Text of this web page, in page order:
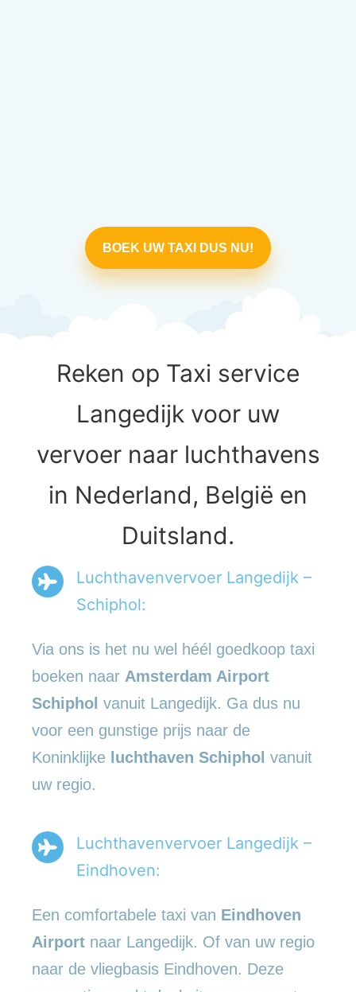
BOEK UW TAXI DUS NU!
Reken op Taxi service
Langedijk voor uw
vervoer naar luchthavens
in Nederland, België en
Duitsland.
Luchthavenvervoer Langedijk –
Schiphol:
Via ons is het nu wel héél goedkoop taxi
boeken naar Amsterdam Airport
Schiphol vanuit Langedijk. Ga dus nu
voor een gunstige prijs naar de
Koninklijke luchthaven Schiphol vanuit
uw regio.
Luchthavenvervoer Langedijk –
Eindhoven:
Een comfortabele taxi van Eindhoven
Airport naar Langedijk. Of van uw regio
naar de vliegbasis Eindhoven. Deze